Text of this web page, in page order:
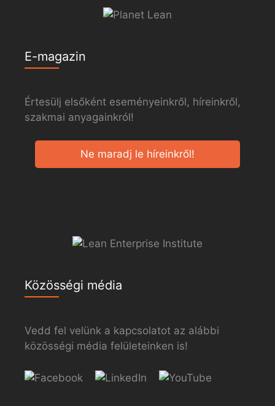
E-magazin
Értesülj elsőként eseményeinkről, híreinkről,
szakmai anyagainkról!
Ne maradj le híreinkről!
Közösségi média
Vedd fel velünk a kapcsolatot az alábbi
közösségi média felületeinken is!